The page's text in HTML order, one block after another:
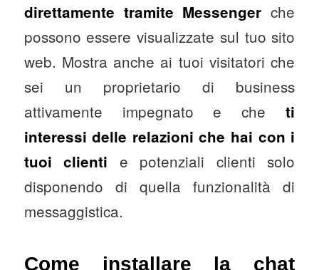
direttamente tramite Messenger che
possono essere visualizzate sul tuo sito
web. Mostra anche ai tuoi visitatori che
sei un proprietario di business
attivamente impegnato e cheti
interessi delle relazioni che hai con i
tuoi clienti e potenziali clienti solo
disponendo di quella funzionalità di
messaggistica.
Come installare la chat